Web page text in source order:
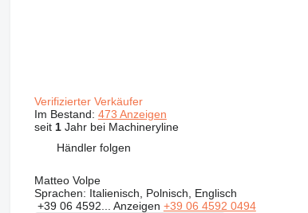
Verifizierter Verkäufer
Im Bestand: 473 Anzeigen
seit 1Jahr bei Machineryline
Händler folgen
Matteo Volpe
Sprachen: Italienisch, Polnisch, Englisch
+39 06 4592... Anzeigen +39 06 4592 0494